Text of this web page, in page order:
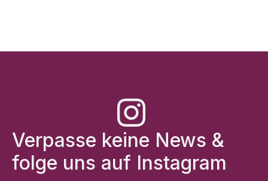
Verpasse keine News &
folge uns auf Instagram